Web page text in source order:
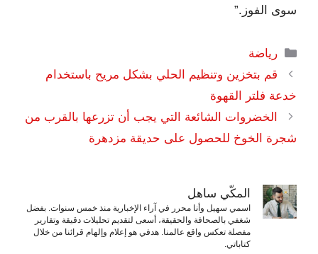
سوى الفوز.”
التصنيفات
رياضة
قم بتخزين وتنظيم الحلي بشكل مريح باستخدام
خدعة فلتر القهوة
الخضروات الشائعة التي يجب أن تزرعها بالقرب من
شجرة الخوخ للحصول على حديقة مزدهرة
المكّي ساهل
اسمي سهيل وأنا محرر في آراء الإخبارية منذ خمس سنوات. بفضل
شغفي بالصحافة والحقيقة، أسعى لتقديم تحليلات دقيقة وتقارير
مفصلة تعكس واقع عالمنا. هدفي هو إعلام وإلهام قرائنا من خلال
كتاباتي.